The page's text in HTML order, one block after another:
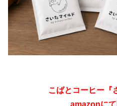
こばとコーヒー『
amazonに